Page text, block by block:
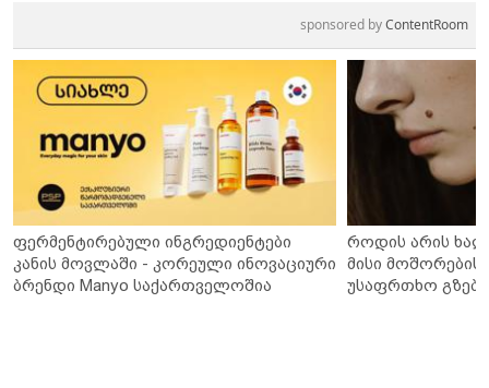
sponsored byContentRoom
ფერმენტირებული ინგრედიენტები
კანის მოვლაში - კორეული ინოვაციური
ბრენდი Manyo საქართველოშია
როდის არის
მისი მოშორების
უსაფრთხო გზები